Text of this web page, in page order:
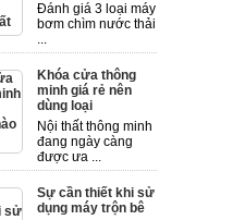
Đánh giá 3 loại máy
bơm chìm nước thải
...
Khóa cửa thông
minh giá rẻ nên
dùng loại
Nội thất thông minh
đang ngày càng
được ưa ...
Sự cần thiết khi sử
dụng máy trộn bê